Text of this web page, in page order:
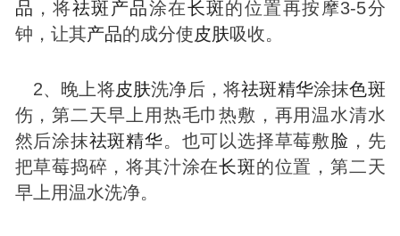
品 ，将祛斑产品涂在长斑的位置再按摩3-5分
钟，让其产品的成分使皮肤吸收。
2、晚上将皮肤洗净后，将祛斑精华涂抹色斑
伤，第二天早上用热毛巾热敷，再用温水清水
然后涂抹祛斑精华。也可以选择草莓敷脸 ，先
把草莓捣碎，将其汁涂在长斑的位置，第二天
早上用温水洗净。